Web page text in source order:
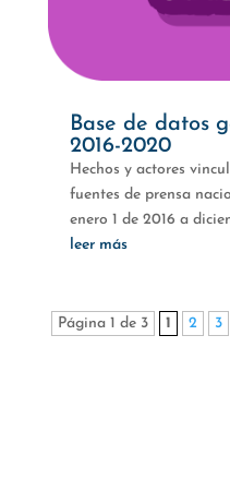
Base de datos
2016-2020
Hechos y actores
fuentes de prensa
enero 1 de 2016 a
leer más
Página 1 de 3 1 2 3